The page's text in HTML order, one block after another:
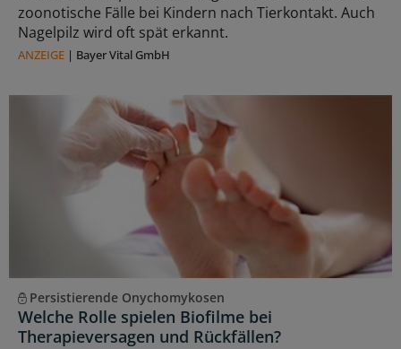
zoonotische Fälle bei Kindern nach Tierkontakt. Auch
Nagelpilz wird oft spät erkannt.
ANZEIGE | Bayer Vital GmbH
Persistierende Onychomykosen
Welche Rolle spielen Biofilme bei
Therapieversagen und Rückfällen?